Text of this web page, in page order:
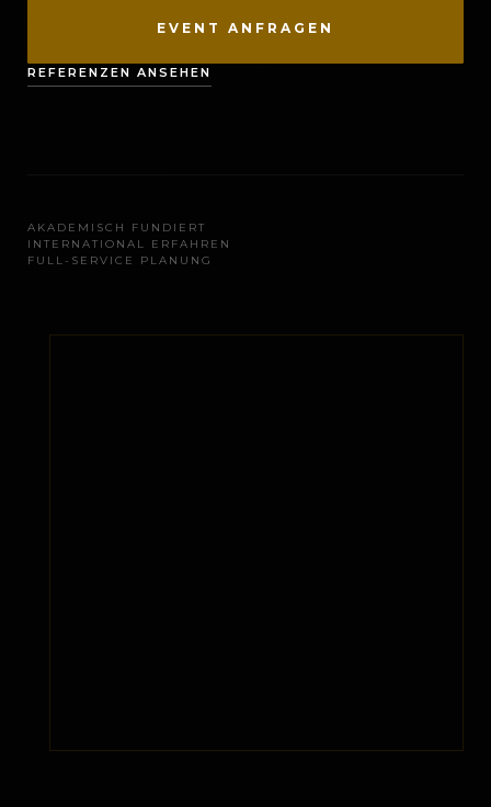
EVENT ANFRAGEN
REFERENZEN ANSEHEN
AKADEMISCH FUNDIERT
INTERNATIONAL ERFAHREN
FULL-SERVICE PLANUNG